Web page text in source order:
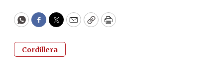
WhatsApp
Facebook
Twitter
EmailCopyPrint
Cordillera